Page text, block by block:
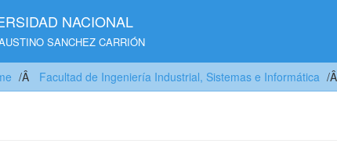
NACIONAL
SANCHEZ CARRIÓN
Facultad de Ingeniería Industrial, Sistemas e Informática